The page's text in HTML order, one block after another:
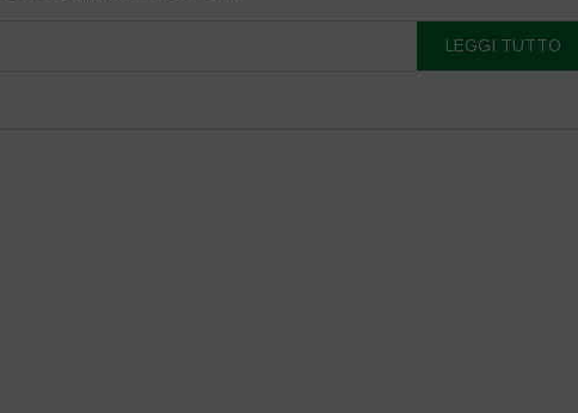
LEGGI TUTTO